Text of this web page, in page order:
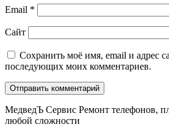
Email *
Сайт
Сохранить моё имя, email и адрес
последующих моих комментариев.
МедведЪ Сервис Ремонт телефонов,
любой сложности